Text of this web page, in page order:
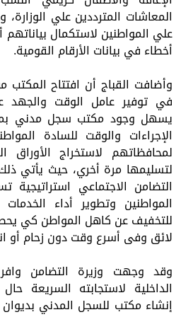
المعاشات المترددين علي
علي المواطنين لاستكمال
أخطاء في بيانات الأرقام القومية.
وأضافت القباج أن افتتاح
في توفير عامل الوقت والجهد
يسهل وجود مكتب سجل مدني
الإجراءات والوقت للسادة
لمحافظاتهم لاستخراج الأوراق
لتسليمها مرة أخري، حيث يأتي
التضامن الاجتماعي
المواطنين وتطوير أداء
للتخفيف عن كاهل المواطن كي
لائق وفى أسرع وقت دون زحام أو
وقد وجهت وزيرة التضامن
الداخلية لاستجابته السريعة
إنشاء مكتب للسجل المدني بديوان